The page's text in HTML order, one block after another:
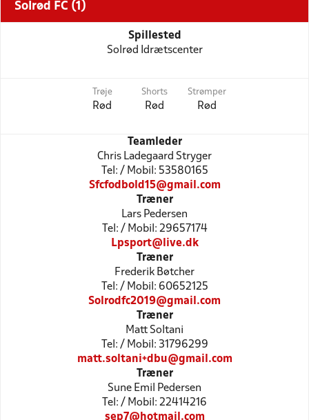
Solrød FC (1)
Spillested
Solrød Idrætscenter
Trøje
Rød
Shorts
Rød
Strømper
Rød
Teamleder
Chris Ladegaard Stryger
Tel: / Mobil: 53580165
Sfcfodbold15@gmail.com
Træner
Lars Pedersen
Tel: / Mobil: 29657174
Lpsport@live.dk
Træner
Frederik Bøtcher
Tel: / Mobil: 60652125
Solrodfc2019@gmail.com
Træner
Matt Soltani
Tel: / Mobil: 31796299
matt.soltani+dbu@gmail.com
Træner
Sune Emil Pedersen
Tel: / Mobil: 22414216
sep7@hotmail.com